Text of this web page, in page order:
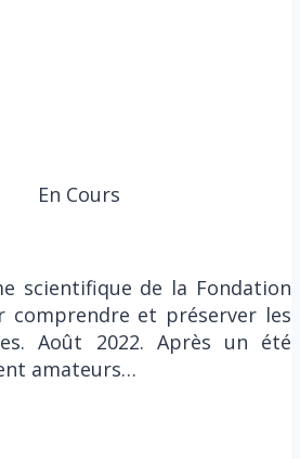
En Cours
scientifique de la Fondation
comprendre et préserver les
Août 2022. Après un été
amateurs…